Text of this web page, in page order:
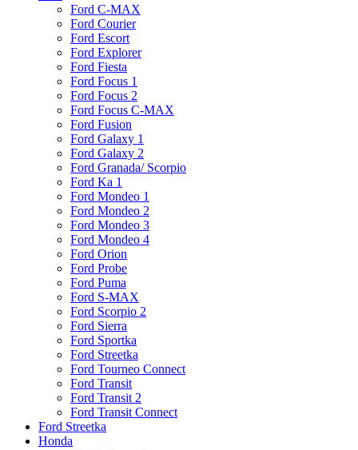
Ford C-MAX
Ford Courier
Ford Escort
Ford Explorer
Ford Fiesta
Ford Focus 1
Ford Focus 2
Ford Focus C-MAX
Ford Fusion
Ford Galaxy 1
Ford Galaxy 2
Ford Granada/ Scorpio
Ford Ka 1
Ford Mondeo 1
Ford Mondeo 2
Ford Mondeo 3
Ford Mondeo 4
Ford Orion
Ford Probe
Ford Puma
Ford S-MAX
Ford Scorpio 2
Ford Sierra
Ford Sportka
Ford Streetka
Ford Tourneo Connect
Ford Transit
Ford Transit 2
Ford Transit Connect
Ford Streetka
Honda